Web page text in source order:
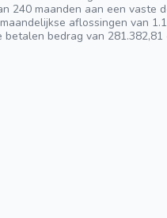
240 maanden aan een vaste
aflossingen van
bedrag van 281.382,81